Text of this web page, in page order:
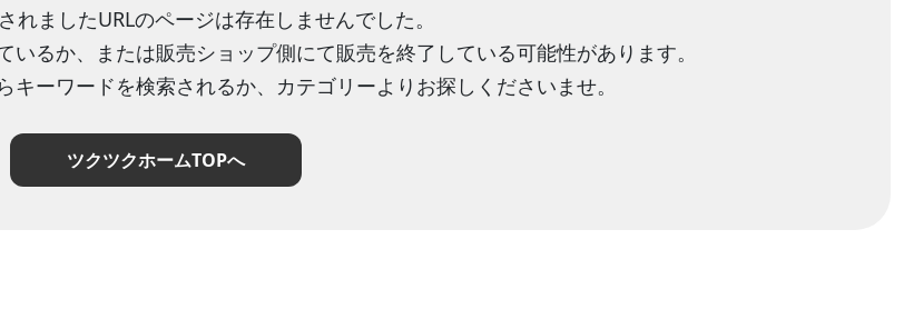
れましたURLのページは存在しませんでした。
るか、または販売ショップ側にて販売を終了している可能性があります。
ーワードを検索されるか、カテゴリーよりお探しくださいませ。
ツクツクホームTOPへ